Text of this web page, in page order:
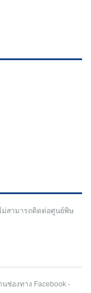
ม่สามารถติดต่อศูนย์พิษ
ช่องทาง Facebook -